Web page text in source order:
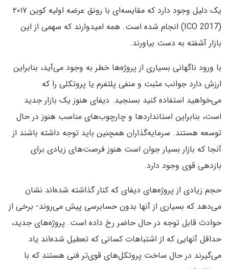
یک دلیل وجود دارد که مقایسه‌ای با رونق عرضه اولیه کوین ۲۰۱۷
(ICO 2017) انجام شده است. همه امیدوارند که سهمی از این
بازار آشفته به دست بیاورند.
با ورود ناگهانی بسیاری از پروژه‌ها خطر به وجود می‌آید، بنابراین
ارزش دارد جوانب مثبت و منفی پلتفرم یا پروتکلی را که
می‌خواهید استفاده کنید بسنجید. دیفای هنوز یک بازار جدید
است، بنابراین استانداردها و چارچوب‌های مناسب هنوز در حال
توسعه هستند. سرمایه‌گذاران همچنین باید توجه داشته باشند از
آنجا که بازار بسیار جوان است هنوز فرصت‌های زیادی برای
بازدهی قوی وجود دارد.
حجم زیادی از پروژه‌های دیفای که کنار گذاشته شده‌اند نشان
می‌دهد که بسیاری از آنها بدون حسابرسی پیش می‌روند- برخی از
حوادث قابل توجه در حال حاضر رخ داده است. پروژه‌‌های جدید،
حداقل آنهایی که از اشتباهات کسانی که تعطیل شده‌اند یاد
می‌گیرند در حال ساخت پروتکل‌های قوی‌تر فنی هستند که با